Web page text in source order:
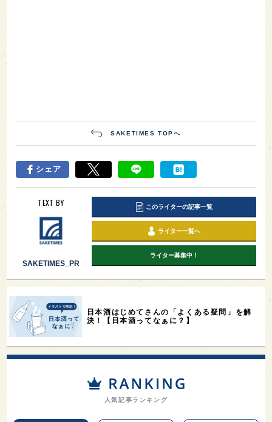
SAKETIMES TOPへ
シェア
TEXT BY
SAKETIMES_PR
このライターの記事一覧
ライター一覧へ
ライター募集中！
日本酒はじめてさんの「よくある疑問」を解
決！【日本酒ってなぁに？】
人気記事ランキング